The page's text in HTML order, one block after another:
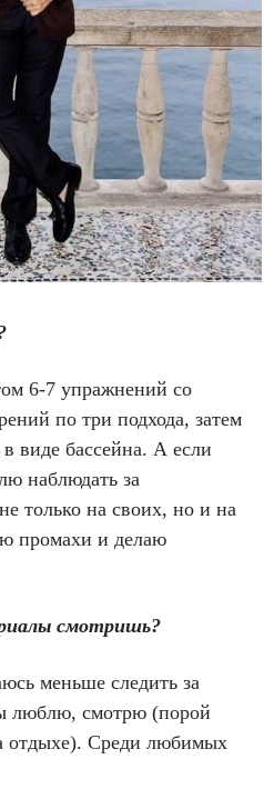
6-7 упражнений со
по три подхода, затем
виде бассейна. А если
наблюдать за
только на своих, но и на
промахи и делаю
смотришь?
меньше следить за
люблю, смотрю (порой
отдыхе). Среди любимых